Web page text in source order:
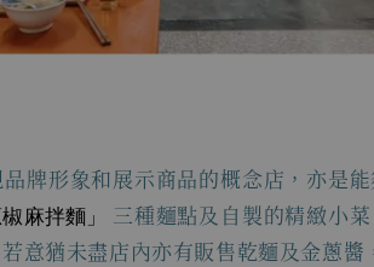
牌形象和展示商品的概念店，亦是
麻拌麵」
三種麵點及自製的精緻小
意猶未盡店內亦有販售乾麵及金蔥